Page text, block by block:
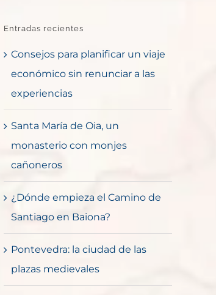
Entradas recientes
Consejos para planificar un viaje
económico sin renunciar a las
experiencias
Santa María de Oia, un
monasterio con monjes
cañoneros
¿Dónde empieza el Camino de
Santiago en Baiona?
Pontevedra: la ciudad de las
plazas medievales